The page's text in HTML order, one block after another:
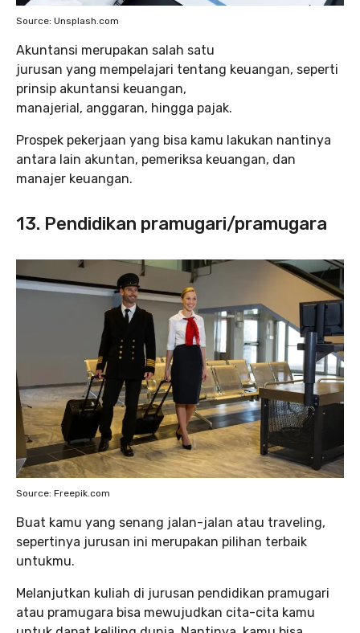
Source: Unsplash.com
Akuntansi merupakan salah satu
jurusan yang mempelajari tentang keuangan, seperti
prinsip akuntansi keuangan,
manajerial, anggaran, hingga pajak.
Prospek pekerjaan yang bisa kamu lakukan nantinya
antara lain akuntan, pemeriksa keuangan, dan
manajer keuangan.
13. Pendidikan pramugari/pramugara
Source: Freepik.com
Buat kamu yang senang jalan-jalan atau traveling,
sepertinya jurusan ini merupakan pilihan terbaik
untukmu.
Melanjutkan kuliah di jurusan pendidikan pramugari
atau pramugara bisa mewujudkan cita-cita kamu